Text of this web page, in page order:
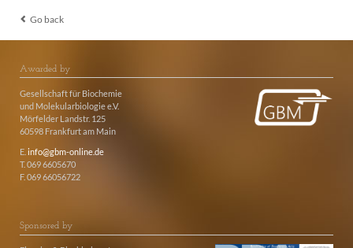
Go back
Awarded by
Gesellschaft für Biochemie
und Molekularbiologie e.V.
Mörfelder Landstr. 125
60598 Frankfurt am Main
E.info@gbm-online.de
T. 069 6605670
F. 069 66056722
Sponsored by